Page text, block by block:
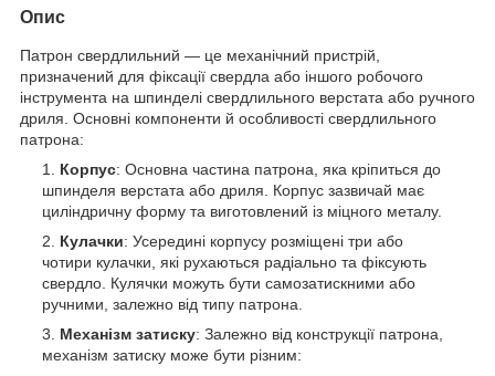
Опис
Патрон свердлильний — це механічний пристрій,
призначений для фіксації свердла або іншого робочого
інструмента на шпинделі свердлильного верстата або ручного
дриля. Основні компоненти й особливості свердлильного
патрона:
Корпус: Основна частина патрона, яка кріпиться до
шпинделя верстата або дриля. Корпус зазвичай має
циліндричну форму та виготовлений із міцного металу.
Кулачки: Усередині корпусу розміщені три або
чотири кулачки, які рухаються радіально та фіксують
свердло. Кулячки можуть бути самозатискними або
ручними, залежно від типу патрона.
Механізм затиску: Залежно від конструкції патрона,
механізм затиску може бути різним: